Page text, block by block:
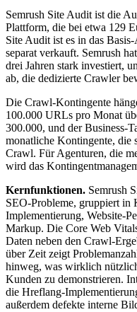
Semrush Site Audit ist die
Plattform, die bei etwa 129
Site Audit ist es in das
separat verkauft. Semrush
drei Jahren stark investiert,
ab, die dedizierte Crawler
Die Crawl-Kontingente
100.000 URLs pro Monat
300.000, und der Business-
monatliche Kontingente, die
Crawl. Für Agenturen, die
wird das
Kernfunktionen. Semrush
SEO-Probleme, gruppiert
Implementierung, Website-
Markup. Die Core Web
Daten neben den Crawl-
über Zeit zeigt
hinweg, was wirklich
Kunden zu demonstrieren.
die Hreflang-
außerdem defekte interne